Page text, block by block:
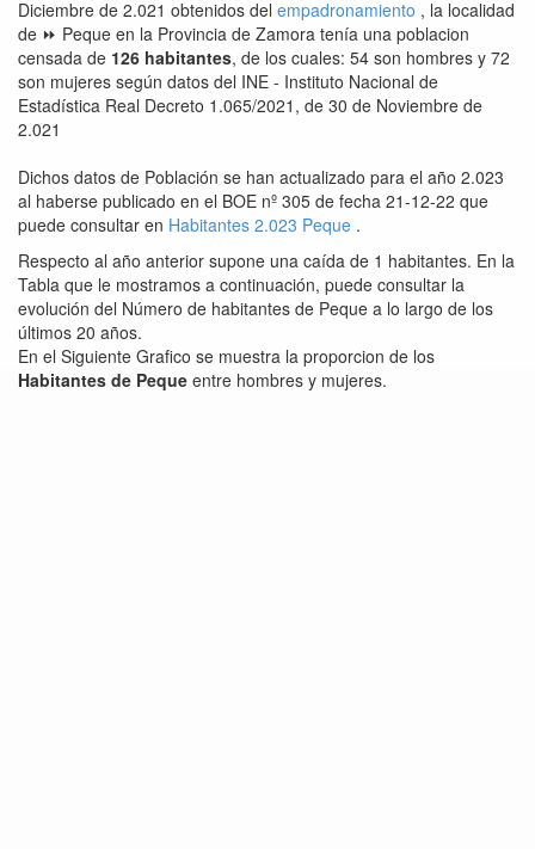
Diciembre de 2.021 obtenidos del empadronamiento , la localidad
de ⏩ Peque en la Provincia de Zamora tenía una poblacion
censada de 126 habitantes, de los cuales: 54 son hombres y 72
son mujeres según datos del INE - Instituto Nacional de
Estadística Real Decreto 1.065/2021, de 30 de Noviembre de
2.021
Dichos datos de Población se han actualizado para el año 2.023
al haberse publicado en el BOE nº 305 de fecha 21-12-22 que
puede consultar en Habitantes 2.023 Peque .
Respecto al año anterior supone una caída de 1 habitantes. En la
Tabla que le mostramos a continuación, puede consultar la
evolución del Número de habitantes de Peque a lo largo de los
últimos 20 años.
En el Siguiente Grafico se muestra la proporcion de los
Habitantes de Peque entre hombres y mujeres.